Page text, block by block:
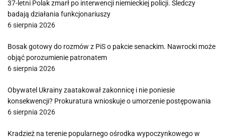
37-letni Polak zmarł po interwencji niemieckiej policji. Śledczy
badają działania funkcjonariuszy
6 sierpnia 2026
Bosak gotowy do rozmów z PiS o pakcie senackim. Nawrocki może
objąć porozumienie patronatem
6 sierpnia 2026
Obywatel Ukrainy zaatakował zakonnicę i nie poniesie
konsekwencji? Prokuratura wnioskuje o umorzenie postępowania
6 sierpnia 2026
Kradzież na terenie popularnego ośrodka wypoczynkowego w